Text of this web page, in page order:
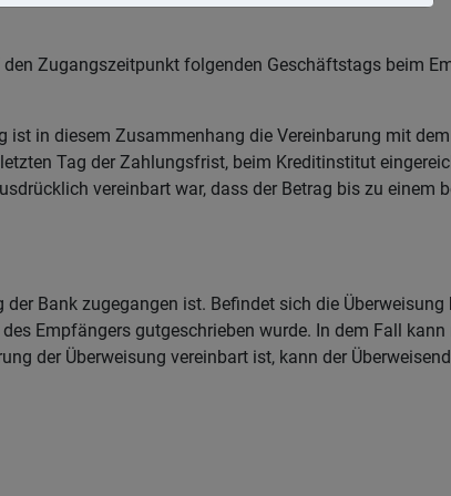
Zugangszeitpunkt folgenden Geschäftstags beim
in diesem Zusammenhang die Vereinbarung mit
Tag der Zahlungsfrist, beim Kreditinstitut
vereinbart war, dass der Betrag bis zu einem
Bank zugegangen ist. Befindet sich die
Empfängers gutgeschrieben wurde. In dem Fall
der Überweisung vereinbart ist, kann der